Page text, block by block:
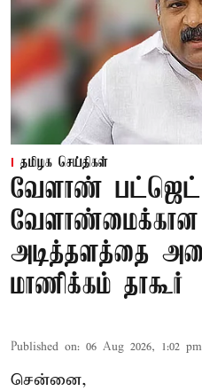
தமிழக செய்திகள்
வேளாண்
அடித்தளத்தை
மாணிக்கம் தாகூர்
Published on: 06 Aug 2026, 1:02 pm
சென்னை,